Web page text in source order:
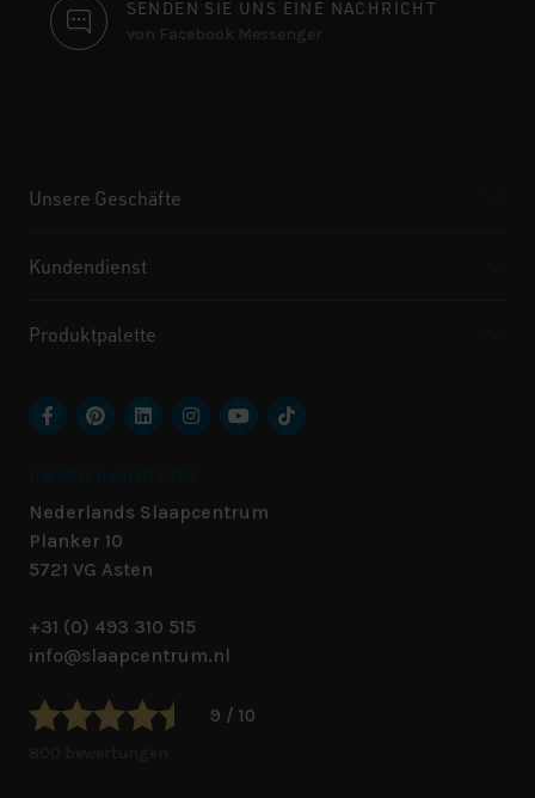
SENDEN SIE UNS EINE NACHRICHT
von Facebook Messenger
Unsere Geschäfte
Kundendienst
Produktpalette
Nederlands Slaapcentrum
Planker 10
5721 VG Asten
+31 (0) 493 310 515
info@slaapcentrum.nl
9 / 10